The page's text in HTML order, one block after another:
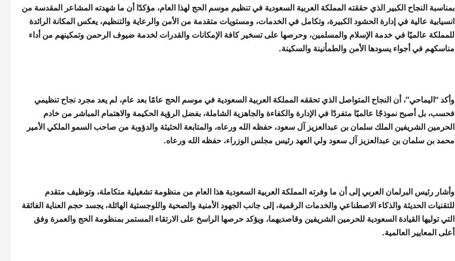
بمناسبة النجاح الكبير الذي حققته المملكة العربية السعودية في تنظيم موسم الحج لهذا العام، مؤكدًا أن ما شهدته المشاعر المقدسة من
انسيابية عالية في إدارة الحشود الكبيرة، وتكامل في الخدمات، ومستويات متقدمة من الأمن والرعاية والتنظيم، يعكس المكانة الرائدة
للمملكة عالميًا في خدمة الإسلام والمسلمين، وحرصها على تسخير كافة الإمكانات والقدرات لخدمة ضيوف الرحمن وتمكينهم من أداء
مناسكهم في أجواء يسودها الأمن والطمأنينة والسكينة.
وأكد “اليماحي”، أن النجاح المتواصل الذي تحققه المملكة العربية السعودية في موسم الحج عامًا بعد عام، لم يعد مجرد نجاح تنظيمي
فحسب، بل أصبح نموذجًا عالميًا متفردًا في الإدارة والكفاءة والجاهزية الشاملة، بفضل الرؤية الحكيمة والاهتمام المباشر من خادم
الحرمين الشريفين الملك سلمان بن عبدالعزيز آل سعود، حفظه الله ورعاه، والمتابعة الحثيثة والدؤوبة من صاحب السمو الملكي الأمير
محمد بن سلمان بن عبدالعزيز آل سعود ولي العهد رئيس مجلس الوزراء، حفظه الله ورعاه.
وأشار رئيس البرلمان العربي إلى أن ما وفرته المملكة العربية السعودية هذا العام من منظومة تشغيلية متكاملة، وتوظيف متقدم
للتقنيات الحديثة والذكاء الاصطناعي والخدمات الرقمية، إلى جانب الجهود الأمنية والصحية واللوجستية الهائلة، يجسد حجم العناية الفائقة
التي توليها القيادة السعودية للحرمين الشريفين وقاصديهما، ويؤكد حرصها الراسخ على الارتقاء المستمر بمنظومة الحج والعمرة وفق
أعلى المعايير العالمية.